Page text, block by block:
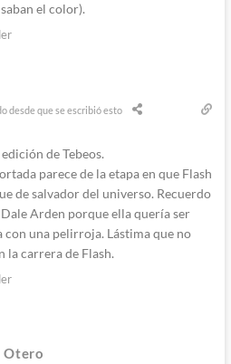
el color).
desde que se escribió esto
de Tebeos.
parece de la etapa en que Flash
de salvador del universo. Recuerdo
Arden porque ella quería ser
con una pelirroja. Lástima que no
la carrera de Flash.
Otero